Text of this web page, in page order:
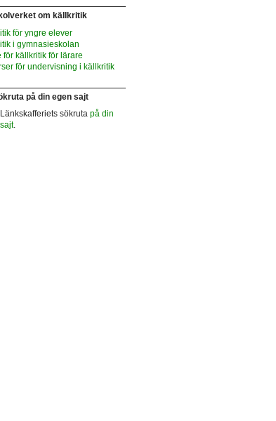
om källkritik
för yngre elever
i gymnasieskolan
för källkritik för lärare
för undervisning i källkritik
på din egen sajt
sökruta på din
.